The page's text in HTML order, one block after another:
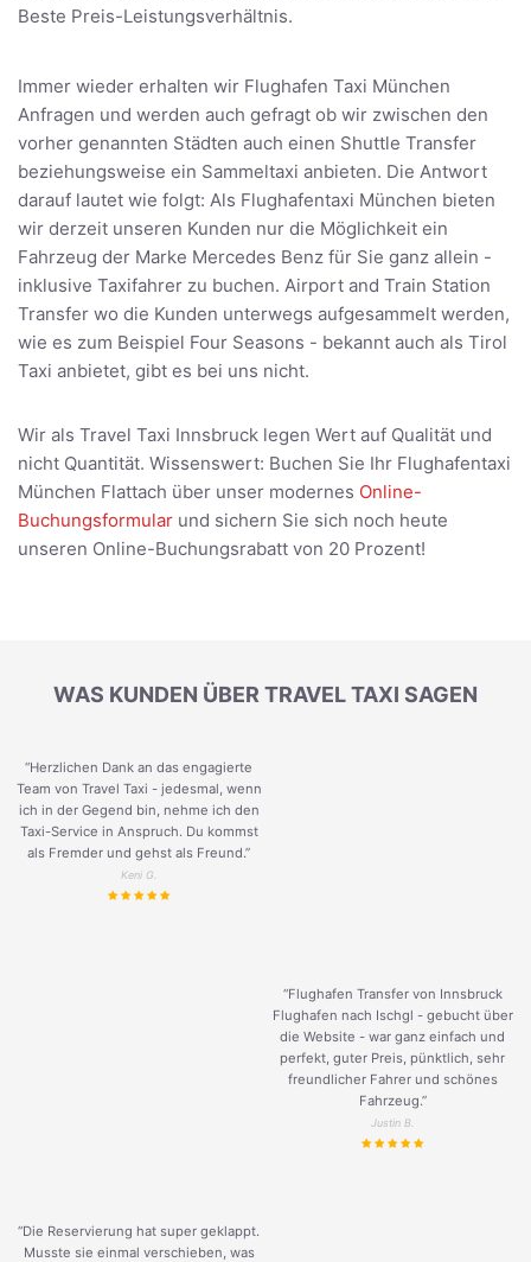
Beste Preis-Leistungsverhältnis.
Immer wieder erhalten wir Flughafen Taxi München
Anfragen und werden auch gefragt ob wir zwischen den
vorher genannten Städten auch einen Shuttle Transfer
beziehungsweise ein Sammeltaxi anbieten. Die Antwort
darauf lautet wie folgt: Als Flughafentaxi München bieten
wir derzeit unseren Kunden nur die Möglichkeit ein
Fahrzeug der Marke Mercedes Benz für Sie ganz allein -
inklusive Taxifahrer zu buchen. Airport and Train Station
Transfer wo die Kunden unterwegs aufgesammelt werden,
wie es zum Beispiel Four Seasons - bekannt auch als Tirol
Taxi anbietet, gibt es bei uns nicht.
Wir als Travel Taxi Innsbruck legen Wert auf Qualität und
nicht Quantität. Wissenswert: Buchen Sie Ihr Flughafentaxi
München Flattach über unser modernes Online-
Buchungsformular und sichern Sie sich noch heute
unseren Online-Buchungsrabatt von 20 Prozent!
WAS KUNDEN ÜBER TRAVEL TAXI SAGEN
“Herzlichen Dank an das engagierte
Team von Travel Taxi - jedesmal, wenn
ich in der Gegend bin, nehme ich den
Taxi-Service in Anspruch. Du kommst
als Fremder und gehst als Freund.”
Keni G.
“Flughafen Transfer von Innsbruck
Flughafen nach Ischgl - gebucht über
die Website - war ganz einfach und
perfekt, guter Preis, pünktlich, sehr
freundlicher Fahrer und schönes
Fahrzeug.”
Justin B.
“Die Reservierung hat super geklappt.
Musste sie einmal verschieben, was